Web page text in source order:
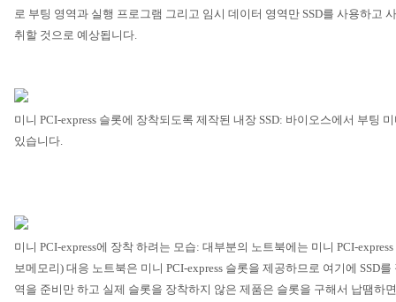
로 부팅 영역과 실행 프로그램 그리고 임시 데이터 영역만 SSD를 사용하고
취할 것으로 예상됩니다
미니 PCI-express 슬롯에 장착되도록 제작된 내장 SSD: 바이오스에서 부팅
있습니다
미니 PCI-express에 장착 하려는 모습: 대부분의 노트북에는 미니 PCI-express
보메모리) 대응 노트북은 미니 PCI-express 슬롯을 제공하므로 여기에 SSD를
역을 준비만 하고 실제 슬롯을 장착하지 않은 제품은 슬롯을 구해서 납땜하